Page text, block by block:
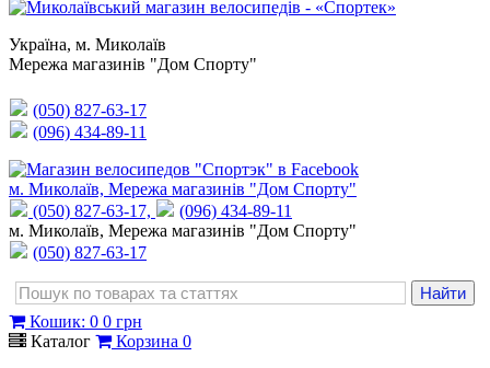
Україна, м. Миколаїв
Мережа магазинів "Дом Спорту"
(050) 827-63-17
(096) 434-89-11
м. Миколаїв, Мережа магазинів "Дом Спорту"
(050) 827-63-17,
(096) 434-89-11
м. Миколаїв, Мережа магазинів "Дом Спорту"
(050) 827-63-17
Кошик: 0 0 грн
Каталог
Корзина 0